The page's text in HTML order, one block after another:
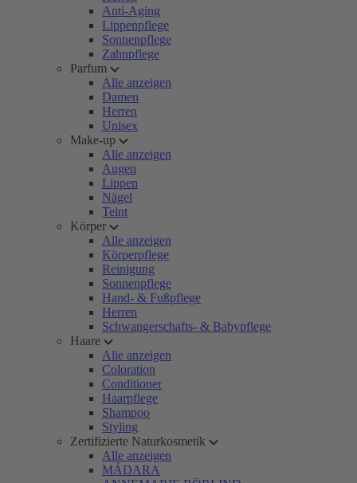
Anti-Aging
Lippenpflege
Sonnenpflege
Zahnpflege
Parfum
Alle anzeigen
Damen
Herren
Unisex
Make-up
Alle anzeigen
Augen
Lippen
Nägel
Teint
Körper
Alle anzeigen
Körperpflege
Reinigung
Sonnenpflege
Hand- & Fußpflege
Herren
Schwangerschafts- & Babypflege
Haare
Alle anzeigen
Coloration
Conditioner
Haarpflege
Shampoo
Styling
Zertifizierte Naturkosmetik
Alle anzeigen
MÁDARA